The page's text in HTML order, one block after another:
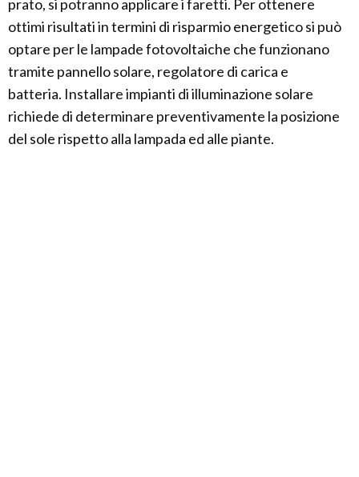
prato, si potranno applicare i faretti. Per ottenere
ottimi risultati in termini di risparmio energetico si può
optare per le lampade fotovoltaiche che funzionano
tramite pannello solare, regolatore di carica e
batteria. Installare impianti di illuminazione solare
richiede di determinare preventivamente la posizione
del sole rispetto alla lampada ed alle piante.